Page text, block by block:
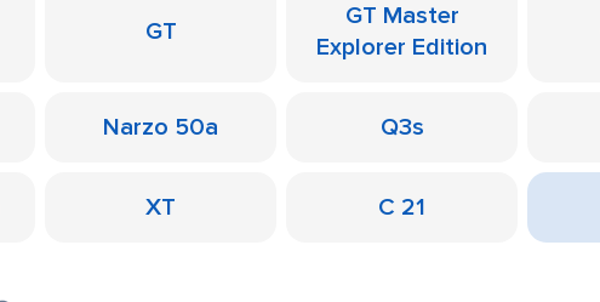
GT
GT Master
Explorer Edition
Narzo 50a Q3s
XT С 21